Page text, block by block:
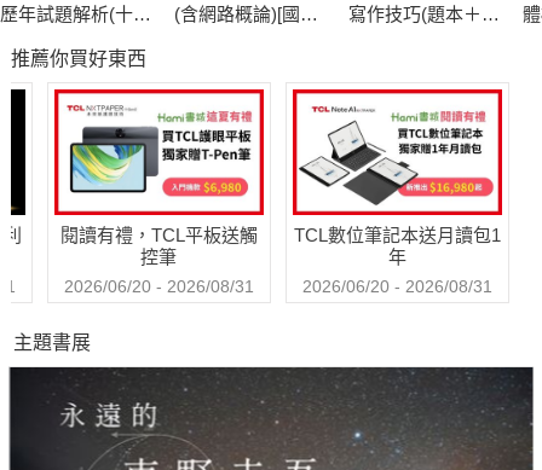
歷年試題解析(十
試]
(含網路概論)[國民
寫作技巧(題本＋解
推薦你買好東西
閱讀有禮，TCL平板送觸
控筆
2026/06/20 - 2026/08/31
TCL數位筆記本送月讀包1
年
2026/06/20 - 2026/08/31
主題書展